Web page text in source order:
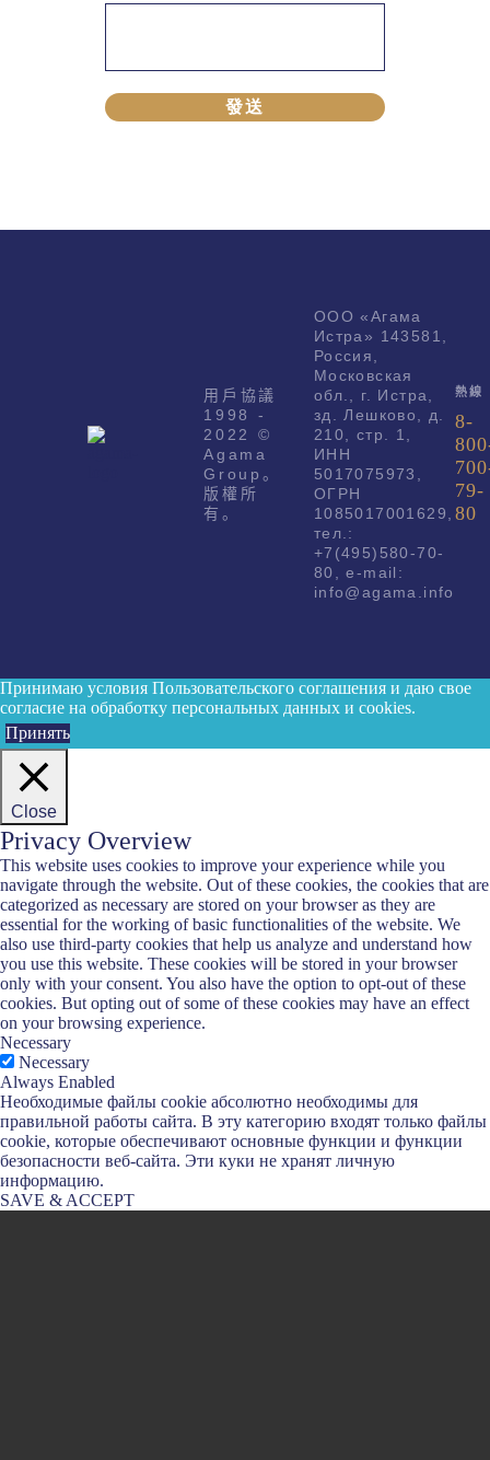
用戶協議
1998 -
2022 ©
Agama
Group。
版權所
有。
ООО «Агама
Истра» 143581,
Россия,
Московская
обл., г. Истра,
зд. Лешково, д.
210, стр. 1,
ИНН
5017075973,
ОГРН
1085017001629,
тел.:
+7(495)580-70-
80, e-mail:
info@agama.info
熱線
8-
79-
80
Принимаю условия Пользовательского соглашения и даю свое
согласие на обработку персональных данных и cookies.
Принять
Close
Privacy Overview
This website uses cookies to improve your experience while you
navigate through the website. Out of these cookies, the cookies that are
categorized as necessary are stored on your browser as they are
essential for the working of basic functionalities of the website. We
also use third-party cookies that help us analyze and understand how
you use this website. These cookies will be stored in your browser
only with your consent. You also have the option to opt-out of these
cookies. But opting out of some of these cookies may have an effect
on your browsing experience.
Necessary
Necessary
Always Enabled
Необходимые файлы cookie абсолютно необходимы для
правильной работы сайта. В эту категорию входят только файлы
cookie, которые обеспечивают основные функции и функции
безопасности веб-сайта. Эти куки не хранят личную
информацию.
SAVE & ACCEPT